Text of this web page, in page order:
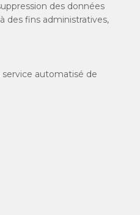
des données
des fins administratives,
service automatisé de